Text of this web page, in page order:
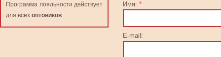
Имя: *
E-mail:
Программа лояльности действует
для всех оптовиков